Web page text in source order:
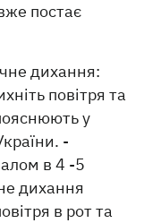
постає
дихання:
повітря та
у
-
в 4 -5
дихання
в рот та